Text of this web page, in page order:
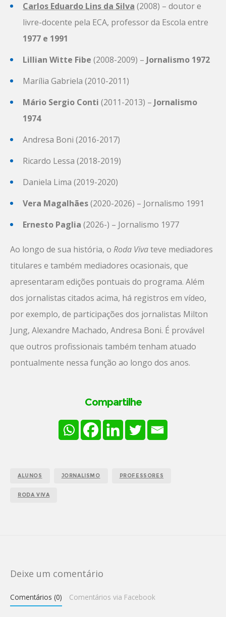
Carlos Eduardo Lins da Silva (2008) – doutor e
livre-docente pela ECA, professor da Escola entre
1977 e 1991
Lillian Witte Fibe (2008-2009) – Jornalismo 1972
Marília Gabriela (2010-2011)
Mário Sergio Conti (2011-2013) – Jornalismo
1974
Andresa Boni (2016-2017)
Ricardo Lessa (2018-2019)
Daniela Lima (2019-2020)
Vera Magalhães(2020-2026) – Jornalismo 1991
Ernesto Paglia (2026-) – Jornalismo 1977
Ao longo de sua história, o Roda Vivateve mediadores
titulares e também mediadores ocasionais, que
apresentaram edições pontuais do programa. Além
dos jornalistas citados acima, há registros em vídeo,
por exemplo, de participações dos jornalistas Milton
Jung, Alexandre Machado, Andresa Boni. É provável
que outros profissionais também tenham atuado
pontualmente nessa função ao longo dos anos.
Compartilhe
ALUNOS JORNALISMO PROFESSORES
RODA VIVA
Deixe um comentário
Comentários (0) Comentários via Facebook